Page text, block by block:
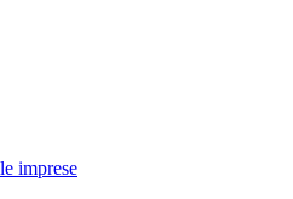
imprese